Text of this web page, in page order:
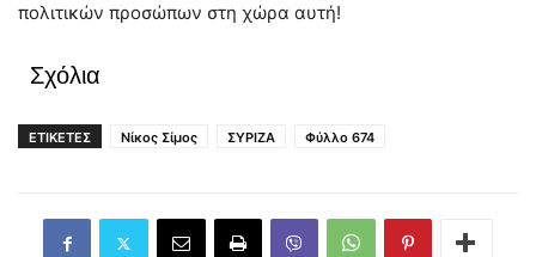
πολιτικών προσώπων στη χώρα αυτή!
Σχόλια
ΕΤΙΚΕΤΕΣ Νίκος Σίμος ΣΥΡΙΖΑ Φύλλο 674